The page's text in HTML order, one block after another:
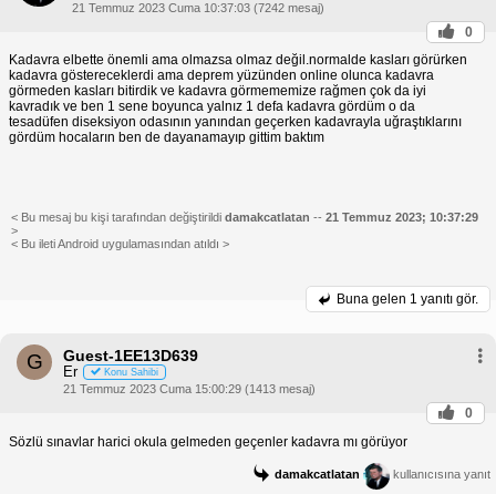
21 Temmuz 2023 Cuma 10:37:03 (7242 mesaj)
0
Kadavra elbette önemli ama olmazsa olmaz değil.normalde kasları görürken
kadavra göstereceklerdi ama deprem yüzünden online olunca kadavra
görmeden kasları bitirdik ve kadavra görmememize rağmen çok da iyi
kavradık ve ben 1 sene boyunca yalnız 1 defa kadavra gördüm o da
tesadüfen diseksiyon odasının yanından geçerken kadavrayla uğraştıklarını
gördüm hocaların ben de dayanamayıp gittim baktım
< Bu mesaj bu kişi tarafından değiştirildi damakcatlatan -- 21 Temmuz 2023; 10:37:29
>
< Bu ileti Android uygulamasından atıldı >
Buna gelen 1 yanıtı gör.
G Guest-1EE13D639
Er Konu Sahibi
21 Temmuz 2023 Cuma 15:00:29 (1413 mesaj)
0
Sözlü sınavlar harici okula gelmeden geçenler kadavra mı görüyor
damakcatlatan kullanıcısına yanıt